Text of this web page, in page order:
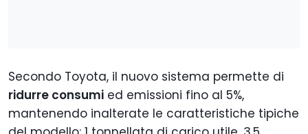
Secondo Toyota, il nuovo sistema permette di
ridurre consumi ed emissioni fino al 5%,
mantenendo inalterate le caratteristiche tipiche